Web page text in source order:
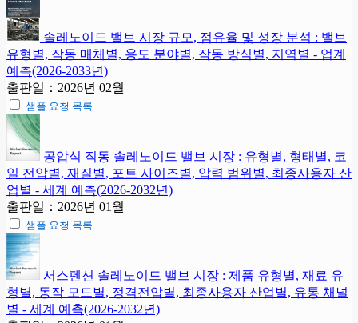
솔레노이드 밸브 시장 규모, 점유율 및 성장 분석 : 밸브
유형별, 작동 매체별, 용도 분야별, 작동 방식별, 지역별 - 업계
예측(2026-2033년)
출판일：2026년 02월
샘플 요청 목록
공압식 직동 솔레노이드 밸브 시장 : 유형별, 형태별, 코
일 전압별, 재질별, 포트 사이즈별, 압력 범위별, 최종사용자 산
업별 - 세계 예측(2026-2032년)
출판일：2026년 01월
샘플 요청 목록
서스펜션 솔레노이드 밸브 시장 : 제품 유형별, 재료 유
형별, 동작 모드별, 정격전압별, 최종사용자 산업별, 유통 채널
별 - 세계 예측(2026-2032년)